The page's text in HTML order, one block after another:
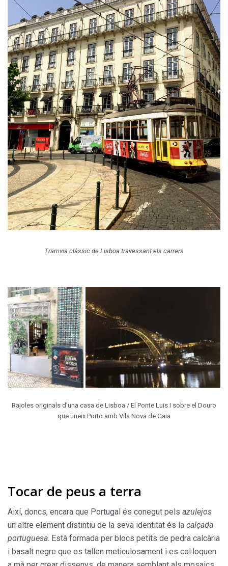
Tramvia clàssic de Lisboa travessant els carrers
Rajoles originals d’una casa de Lisboa / El Ponte Luis I sobre el Douro
que uneix Porto amb Vila Nova de Gaia
Tocar de peus a terra
Així, doncs, encara que Portugal és conegut pels azulejos
un altre element distintiu de la seva identitat és la calçada
portuguesa. Està formada per blocs petits de pedra calcària
i basalt negre que es tallen meticulosament i es col·loquen